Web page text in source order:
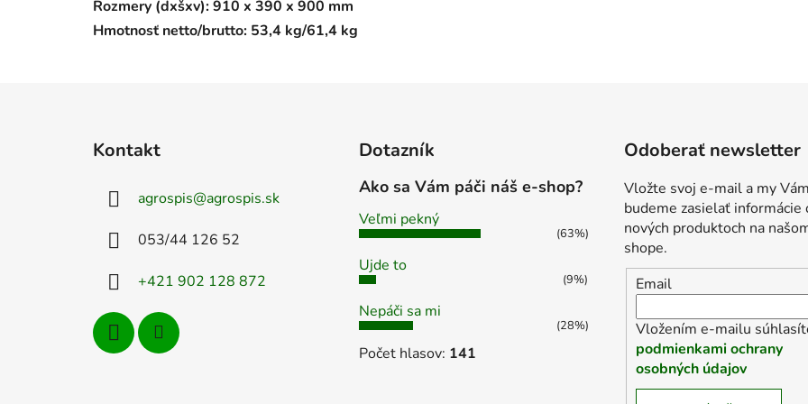
Rozmery (dxšxv): 910 x 390 x 900 mm
Hmotnosť netto/brutto: 53,4 kg/61,4 kg
Kontakt
agrospis@agrospis.sk
053/44 126 52
+421 902 128 872
Dotazník
Ako sa Vám páči náš e-shop?
Veľmi pekný
(63%)
Ujde to
(9%)
Nepáči sa mi
(28%)
Počet hlasov: 141
Odoberať newsletter
Vložte svoj e-mail a my Vám
budeme zasielať informácie
nových produktoch na
shope.
Email
Vložením e-mailu
podmienkami ochrany
osobných údajov